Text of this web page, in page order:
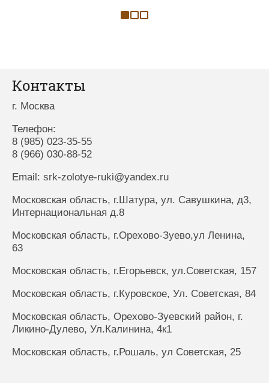
Контакты
г. Москва
Телефон:
8 (985) 023-35-55
8 (966) 030-88-52
Email: srk-zolotye-ruki@yandex.ru
Московская область, г.Шатура, ул. Савушкина, д3,
Интернациональная д.8
Московская область, г.Орехово-Зуево,ул Ленина,
63
Московская область, г.Егорьевск, ул.Советская, 157
Московская область, г.Куровское, Ул. Советская, 84
Московская область, Орехово-Зуевский район, г.
Ликино-Дулево, Ул.Калинина, 4к1
Московская область, г.Рошаль, ул Советская, 25